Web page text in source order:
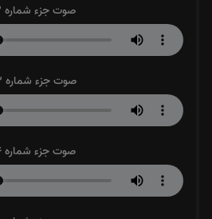
صوت جزء شماره 12
صوت جزء شماره 13
صوت جزء شماره 14